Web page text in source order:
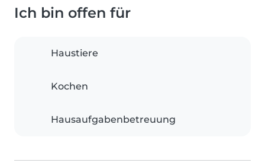
Ich bin offen für
Haustiere
Kochen
Hausaufgabenbetreuung